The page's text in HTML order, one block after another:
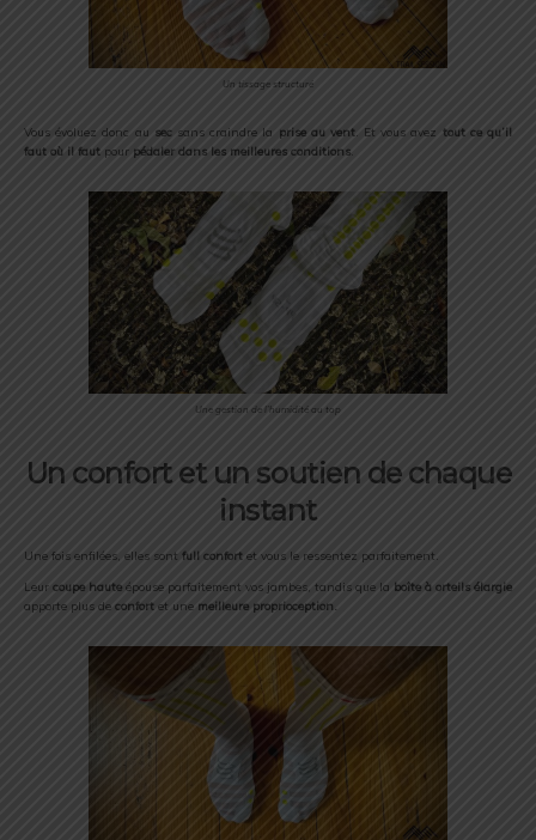
Un tissage structuré
Vous évoluez donc au secsans craindre la prise au vent. Et vous avez tout ce qu’il
faut où il faut pour pédaler dans les meilleures conditions.
Une gestion de l’humidité au top
Un confort et un soutien de chaque
instant
Une fois enfilées, elles sont full confort et vous le ressentez parfaitement.
Leur coupe haute épouse parfaitement vos jambes, tandis que la boîte à orteils élargie
apporte plus de confort et une meilleure proprioception.